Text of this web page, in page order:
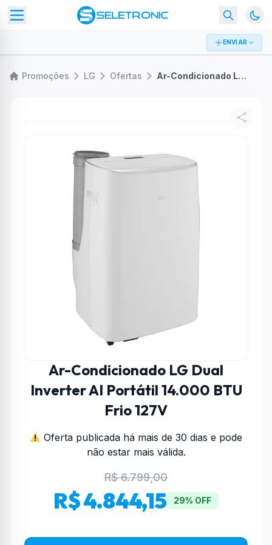
ENVIAR
Promoções LG Ofertas Ar-Condicionado LG Dual Inverter AI Portátil 14.000 BTU Frio 127V
Ar-Condicionado LG Dual
Inverter AI Portátil 14.000 BTU
Frio 127V
Oferta publicada há mais de 30 dias e pode
não estar mais válida.
R$ 6.799,00
R$ 4.844,15 29% OFF